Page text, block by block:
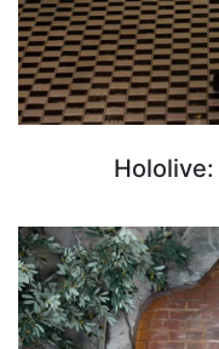
Hololive: